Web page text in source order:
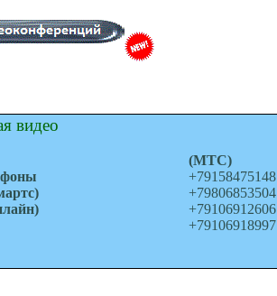
видео
(МТС)
+79158475148
+79806853504
+79106912606
+79106918997